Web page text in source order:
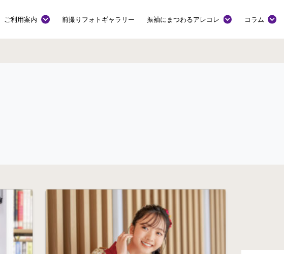
ご利用案内 前撮りフォトギャラリー 振袖にまつわるアレコレ コラム